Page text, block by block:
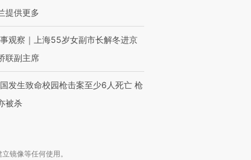
提供更多
事观察｜上海55岁女副市长解冬进京
联副主席
发生致命校园枪击案至少6人死亡 枪
被杀
镜像等任何使用。